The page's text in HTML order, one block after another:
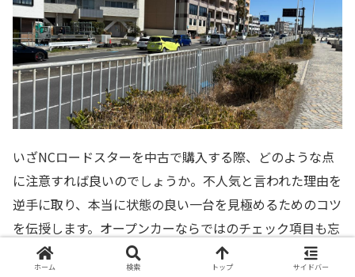
いざNCロードスターを中古で購入する際、どのような点
に注意すれば良いのでしょうか。不人気と言われた理由を
逆手に取り、本当に状態の良い一台を見極めるためのコツ
を伝授します。オープンカーならではのチェック項目も忘
れずに確認しましょう。
ホーム 検索 トップ サイドバー